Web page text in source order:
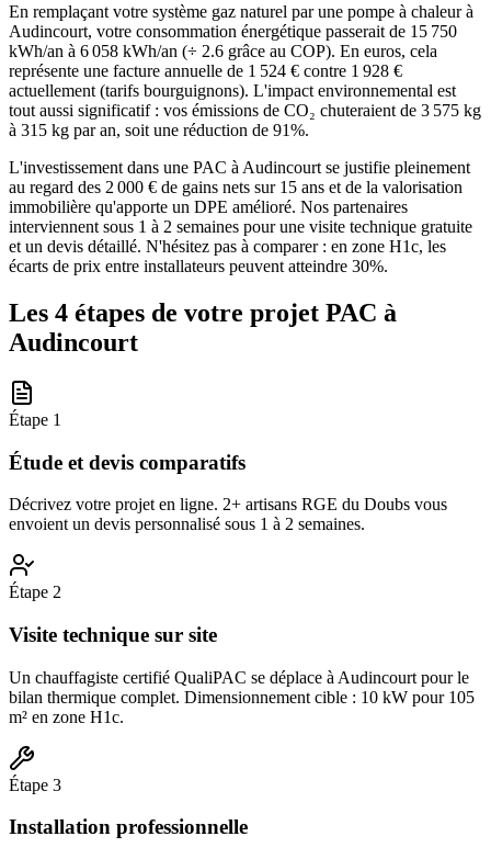
En remplaçant votre système gaz naturel par une pompe à chaleur à
Audincourt, votre consommation énergétique passerait de 15 750
kWh/an à 6 058 kWh/an (÷ 2.6 grâce au COP). En euros, cela
représente une facture annuelle de 1 524 € contre 1 928 €
actuellement (tarifs bourguignons). L'impact environnemental est
tout aussi significatif : vos émissions de CO₂ chuteraient de 3 575 kg
à 315 kg par an, soit une réduction de 91%.
L'investissement dans une PAC à Audincourt se justifie pleinement
au regard des 2 000 € de gains nets sur 15 ans et de la valorisation
immobilière qu'apporte un DPE amélioré. Nos partenaires
interviennent sous 1 à 2 semaines pour une visite technique gratuite
et un devis détaillé. N'hésitez pas à comparer : en zone H1c, les
écarts de prix entre installateurs peuvent atteindre 30%.
Les 4 étapes de votre projet PAC à
Audincourt
Étape 1
Étude et devis comparatifs
Décrivez votre projet en ligne. 2+ artisans RGE du Doubs vous
envoient un devis personnalisé sous 1 à 2 semaines.
Étape 2
Visite technique sur site
Un chauffagiste certifié QualiPAC se déplace à Audincourt pour le
bilan thermique complet. Dimensionnement cible : 10 kW pour 105
m² en zone H1c.
Étape 3
Installation professionnelle